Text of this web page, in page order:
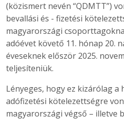
(közismert nevén “QDMTT”)
bevallási és - fizetési
magyarországi
adóévet követő 11. hónap 20.
éveseknek először 2025.
teljesíteniük.
Lényeges, hogy ez kizárólag a
adófizetési kötelezettségre
magyarországi végső – illetve